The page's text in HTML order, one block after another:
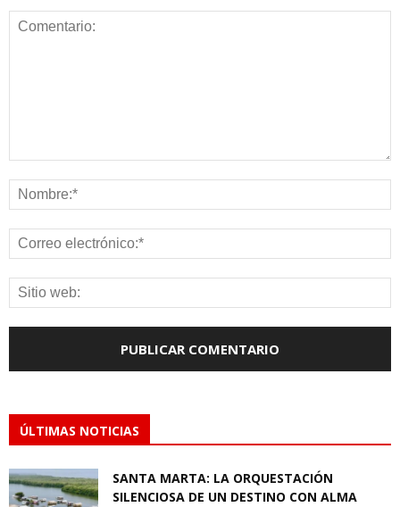
ÚLTIMAS NOTICIAS
SANTA MARTA: LA ORQUESTACIÓN
SILENCIOSA DE UN DESTINO CON ALMA